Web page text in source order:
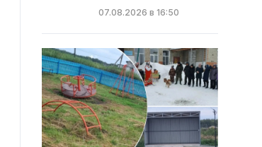
07.08.2026 в 16:50